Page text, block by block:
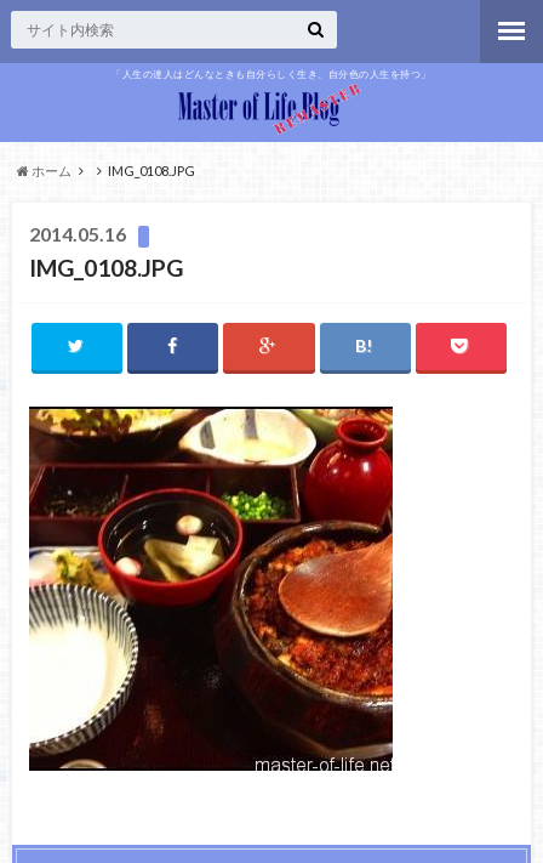
「人生の達人はどんなときも自分らしく生き、自分色の人生を持つ」
ホーム IMG_0108.JPG
2014.05.16
IMG_0108.JPG